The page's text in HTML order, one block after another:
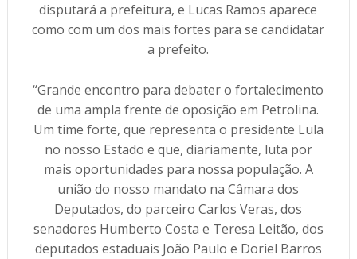
disputará a prefeitura, e Lucas Ramos aparece
como com um dos mais fortes para se candidatar
a prefeito.
“Grande encontro para debater o fortalecimento
de uma ampla frente de oposição em Petrolina.
Um time forte, que representa o presidente Lula
no nosso Estado e que, diariamente, luta por
mais oportunidades para nossa população. A
união do nosso mandato na Câmara dos
Deputados, do parceiro Carlos Veras, dos
senadores Humberto Costa e Teresa Leitão, dos
deputados estaduais João Paulo e Doriel Barros